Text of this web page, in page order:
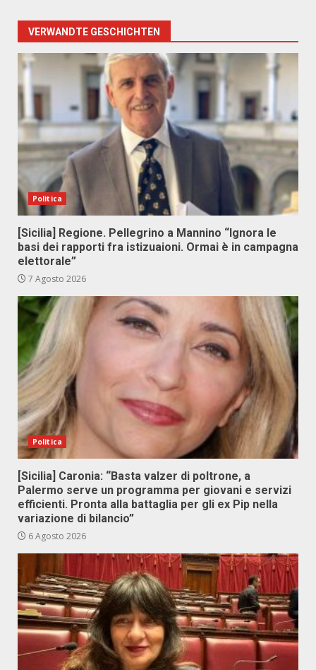
VERWANDTE GESCHICHTEN
Politica
[Sicilia] Regione. Pellegrino a Mannino “Ignora le
basi dei rapporti fra istizuaioni. Ormai è in campagna
elettorale”
7 Agosto 2026
Politica
[Sicilia] Caronia: “Basta valzer di poltrone, a
Palermo serve un programma per giovani e servizi
efficienti. Pronta alla battaglia per gli ex Pip nella
variazione di bilancio”
6 Agosto 2026